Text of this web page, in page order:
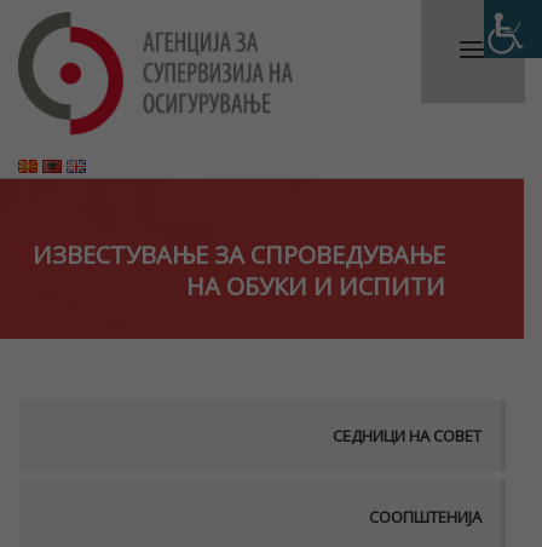
ИЗВЕСТУВАЊЕ ЗА СПРОВЕДУВАЊЕ
НА ОБУКИ И ИСПИТИ
СЕДНИЦИ НА СОВЕТ
СООПШТЕНИЈА